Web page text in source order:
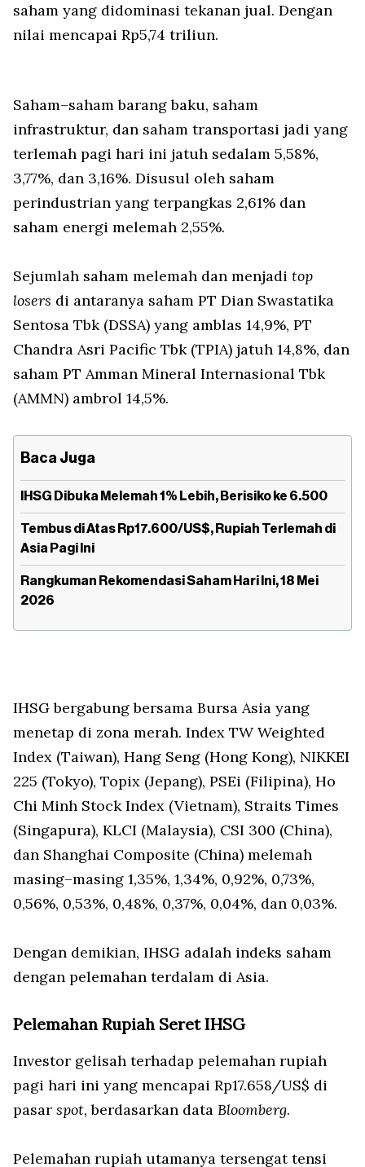
saham yang didominasi tekanan jual. Dengan
nilai mencapai Rp5,74 triliun.
Saham–saham barang baku, saham
infrastruktur, dan saham transportasi jadi yang
terlemah pagi hari ini jatuh sedalam 5,58%,
3,77%, dan 3,16%. Disusul oleh saham
perindustrian yang terpangkas 2,61% dan
saham energi melemah 2,55%.
Sejumlah saham melemah dan menjadi top
losers di antaranya saham PT Dian Swastatika
Sentosa Tbk (DSSA) yang amblas 14,9%, PT
Chandra Asri Pacific Tbk (TPIA) jatuh 14,8%, dan
saham PT Amman Mineral Internasional Tbk
(AMMN) ambrol 14,5%.
Baca Juga
IHSG Dibuka Melemah 1% Lebih, Berisiko ke 6.500
Tembus di Atas Rp17.600/US$, Rupiah Terlemah di
Asia Pagi Ini
Rangkuman Rekomendasi Saham Hari Ini, 18 Mei
2026
IHSG bergabung bersama Bursa Asia yang
menetap di zona merah. Index TW Weighted
Index (Taiwan), Hang Seng (Hong Kong), NIKKEI
225 (Tokyo), Topix (Jepang), PSEi (Filipina), Ho
Chi Minh Stock Index (Vietnam), Straits Times
(Singapura), KLCI (Malaysia), CSI 300 (China),
dan Shanghai Composite (China) melemah
masing–masing 1,35%, 1,34%, 0,92%, 0,73%,
0,56%, 0,53%, 0,48%, 0,37%, 0,04%, dan 0,03%.
Dengan demikian, IHSG adalah indeks saham
dengan pelemahan terdalam di Asia.
Pelemahan Rupiah Seret IHSG
Investor gelisah terhadap pelemahan rupiah
pagi hari ini yang mencapai Rp17.658/US$ di
pasar spot,berdasarkan data Bloomberg.
Pelemahan rupiah utamanya tersengat tensi